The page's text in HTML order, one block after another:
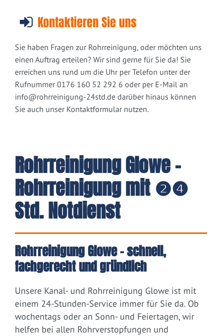
Kontaktieren Sie uns
Sie haben Fragen zur Rohrreinigung, oder möchten uns
einen Auftrag erteilen? Wir sind gerne für Sie da! Sie
erreichen uns rund um die Uhr per Telefon unter der
Rufnummer 0176 160 52 292 6 oder per E-Mail an
info@rohrreinigung-24std.de darüber hinaus können
Sie auch unser Kontaktformular nutzen.
Rohrreinigung Glowe -
Rohrreinigung mit ❷❹
Std. Notdienst
Rohrreinigung Glowe – schnell,
fachgerecht und gründlich
Unsere Kanal- und Rohrreinigung Glowe ist mit
einem 24-Stunden-Service immer für Sie da. Ob
wochentags oder an Sonn- und Feiertagen, wir
helfen bei allen Rohrverstopfungen und